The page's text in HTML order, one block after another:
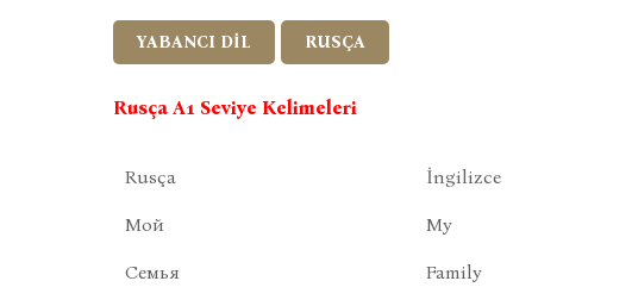
YABANCI DİL RUSÇA
Rusça A1 Seviye Kelimeleri
Rusça İngilizce
Мой My
Семья Family